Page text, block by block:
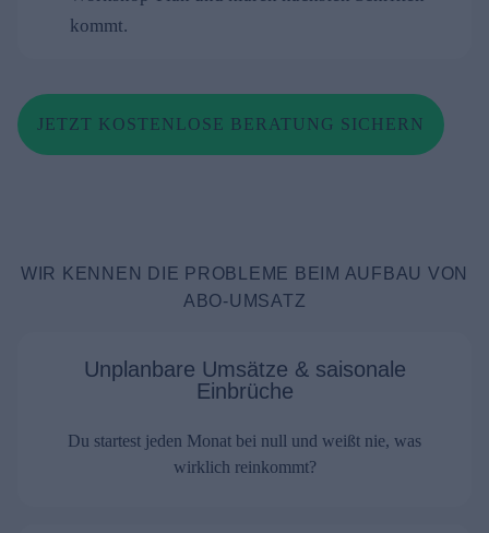
kommt.
JETZT KOSTENLOSE BERATUNG SICHERN
WIR KENNEN DIE PROBLEME BEIM AUFBAU VON
ABO-UMSATZ
Unplanbare Umsätze & saisonale
Einbrüche
Du startest jeden Monat bei null und weißt nie, was
wirklich reinkommt?